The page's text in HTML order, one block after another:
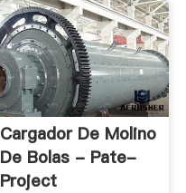
Cargador De Molino
De Bolas - Pate-
Project